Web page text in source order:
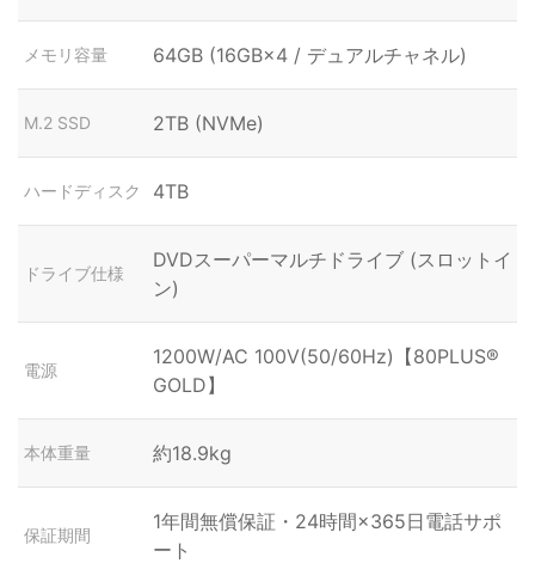
メモリ容量 64GB (16GB×4 / デュアルチャネル)
M.2 SSD 2TB (NVMe)
ハードディスク 4TB
ドライブ仕様
DVDスーパーマルチドライブ (スロットイ
ン)
電源
1200W/AC 100V(50/60Hz)【80PLUS®
GOLD】
本体重量 約18.9kg
保証期間
1年間無償保証・24時間×365日電話サポ
ート